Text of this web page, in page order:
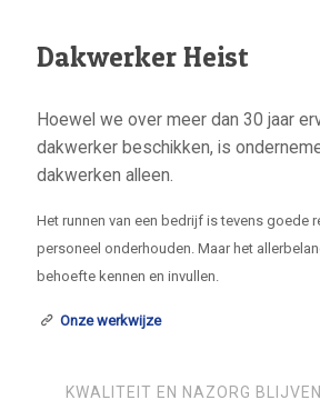
Dakwerker Heist
Hoewel we over meer dan 30 jaar
dakwerker beschikken, is
dakwerken alleen.
Het runnen van een bedrijf is tevens goede
personeel onderhouden. Maar het
behoefte kennen en invullen.
Onze werkwijze
KWALITEIT EN NAZORG